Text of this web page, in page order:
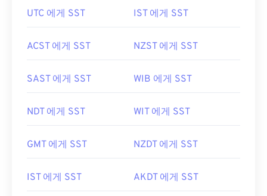
UTC 에게 SST IST 에게 SST
ACST 에게 SST NZST 에게 SST
SAST 에게 SST WIB 에게 SST
NDT 에게 SST WIT 에게 SST
GMT 에게 SST NZDT 에게 SST
IST 에게 SST AKDT 에게 SST